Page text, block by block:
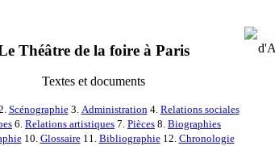
Théâtre de la foire à Paris
Textes et documents
Scénographie3. Administration4. Relations sociales
6. Relations artistiques 7. Pièces 8. Biographies
10. Glossaire11. Bibliographie12. Chronologie